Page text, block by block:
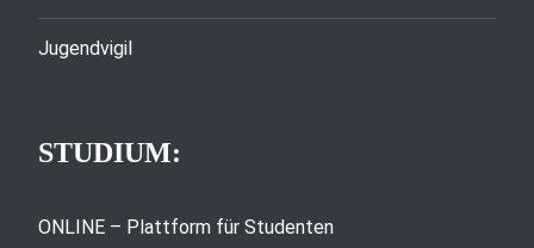
Jugendvigil
STUDIUM:
ONLINE – Plattform für Studenten